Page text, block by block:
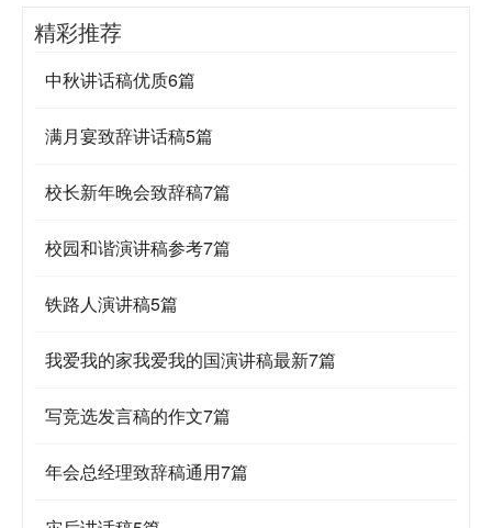
精彩推荐
中秋讲话稿优质6篇
满月宴致辞讲话稿5篇
校长新年晚会致辞稿7篇
校园和谐演讲稿参考7篇
铁路人演讲稿5篇
我爱我的家我爱我的国演讲稿最新7篇
写竞选发言稿的作文7篇
年会总经理致辞稿通用7篇